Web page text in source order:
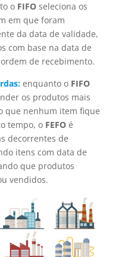
o FIFO seleciona os
em que foram
da data de validade,
com base na data de
de recebimento.
enquanto o FIFO
os produtos mais
que nenhum item fique
tempo, o FEFO é
decorrentes de
itens com data de
que produtos
vendidos.